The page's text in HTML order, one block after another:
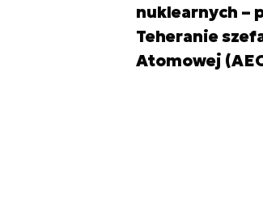
nuklearnych –
Teheranie
Atomowej